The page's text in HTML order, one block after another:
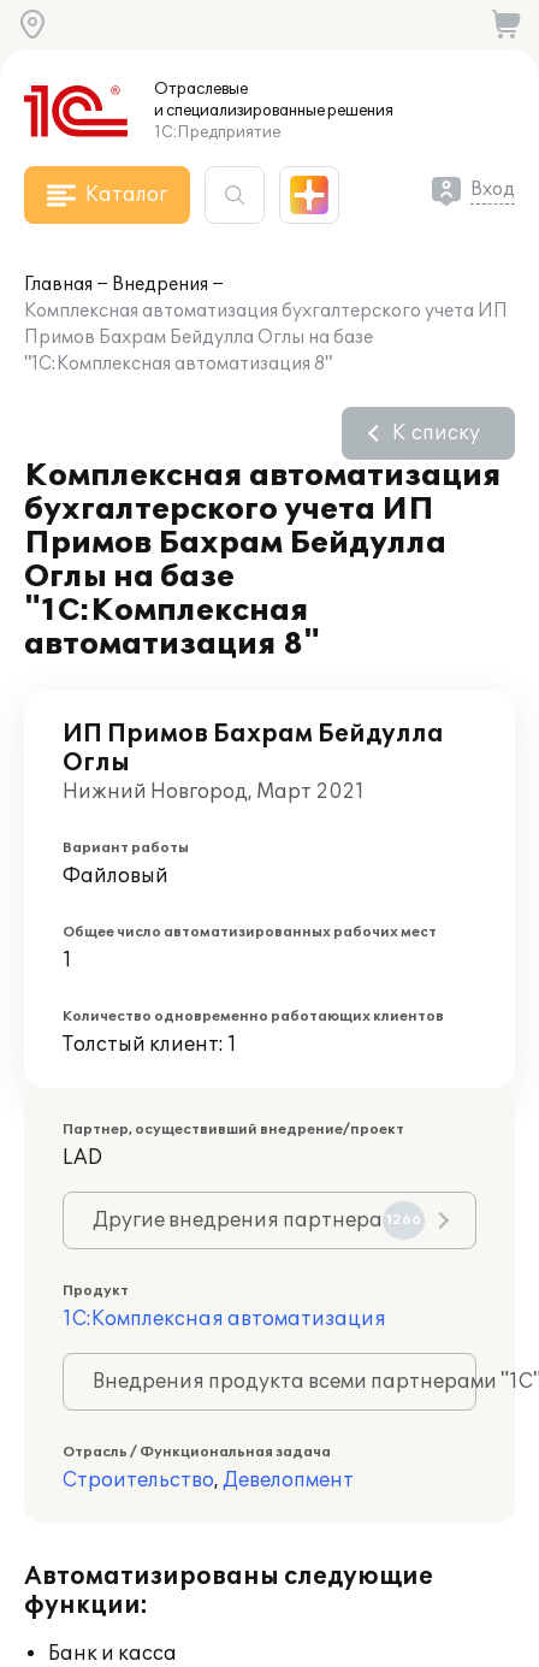
Отраслевые
и специализированныерешения
1С:Предприятие
Каталог Вход
Главная
Внедрения
Комплексная автоматизация бухгалтерского учета ИП
Примов Бахрам Бейдулла Оглы на базе
"1С:Комплексная автоматизация 8"
Комплексная автоматизация
бухгалтерского учета ИП
Примов Бахрам Бейдулла
Оглы на базе
"1С:Комплексная
автоматизация 8"
К списку
ИП Примов Бахрам Бейдулла
Оглы
Нижний Новгород, Март 2021
Вариант работы
Файловый
Общее число автоматизированных рабочих мест
1
Количество одновременно работающих клиентов
Толстый клиент: 1
Партнер, осуществивший внедрение/проект
LAD
Другие внедрения партнера 1266
Продукт
1С:Комплексная автоматизация
Внедрения продукта всеми партнерами
Отрасль / Функциональная задача
Строительство, Девелопмент
Автоматизированы следующие
функции:
Банк и касса